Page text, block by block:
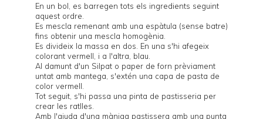
En un bol, es barregen tots els ingredients seguint
aquest ordre.
Es mescla remenant amb una espàtula (sense batre)
fins obtenir una mescla homogènia.
Es divideix la massa en dos. En una s'hi afegeix
colorant vermell, i a l'altra, blau.
Al damunt d'un Silpat o paper de forn prèviament
untat amb mantega, s'extén una capa de pasta de
color vermell.
Tot seguit, s'hi passa una pinta de pastisseria per
crear les ratlles.
Amb l'ajuda d'una màniga pastissera amb una punta